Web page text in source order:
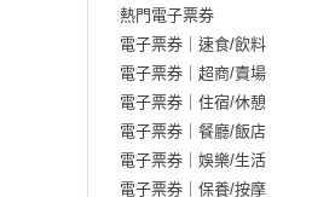
熱門電子票券
電子票券｜速食/飲料
電子票券｜超商/賣場
電子票券｜住宿/休憩
電子票券｜餐廳/飯店
電子票券｜娛樂/生活
電子票券｜保養/按摩